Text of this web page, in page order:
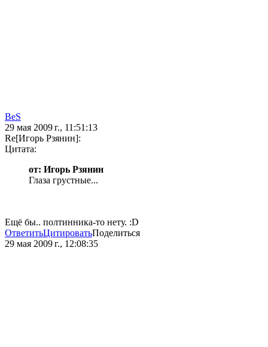
BeS
29 мая 2009 г., 11:51:13
Re[Игорь Рзянин]:
Цитата:
от: Игорь Рзянин
Глаза грустные...
Ещё бы.. полтинника-то нету. :D
ОтветитьЦитироватьПоделиться
29 мая 2009 г., 12:08:35